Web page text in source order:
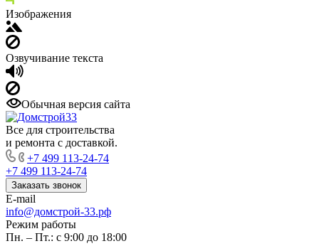
Изображения
Озвучивание текста
Обычная версия сайта
Все для строительства
и ремонта с доставкой.
+7 499 113-24-74
+7 499 113-24-74
Заказать звонок
E-mail
info@домстрой-33.рф
Режим работы
Пн. – Пт.: с 9:00 до 18:00